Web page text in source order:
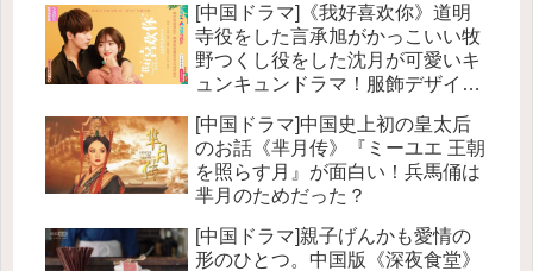
[中国ドラマ]《我好喜欢你》道明
寺役をした言承旭がかっこいい牧
野つくし役をした沈月が可愛いキ
ュンキュンドラマ！服飾デザイナ
[中国ドラマ]中国史上初の皇太后
のお話《芈月传》『ミーユエ 王朝
を照らす月』が面白い！兵馬俑は
芈月のためだった？
[中国ドラマ]親子げんかも愛情の
形のひとつ。中国版《深夜食堂》